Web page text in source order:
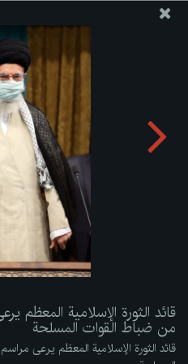
موقع مکتب سماحة القائد
قائد الثورة الإسلامية المعظم
ضباط القوات المسلحة
قائد الثورة الإسلامية
من ضباط القوات المسلحة
قائد الثورة الإسلامية المعظم يرعى